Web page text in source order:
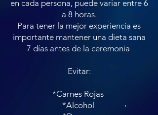
en cada persona, puede variar entre 6
a 8 horas.
Para tener la mejor experiencia es
importante mantener una dieta sana
7 días antes de la ceremonia
Evitar:
*Carnes Rojas
*Alcohol